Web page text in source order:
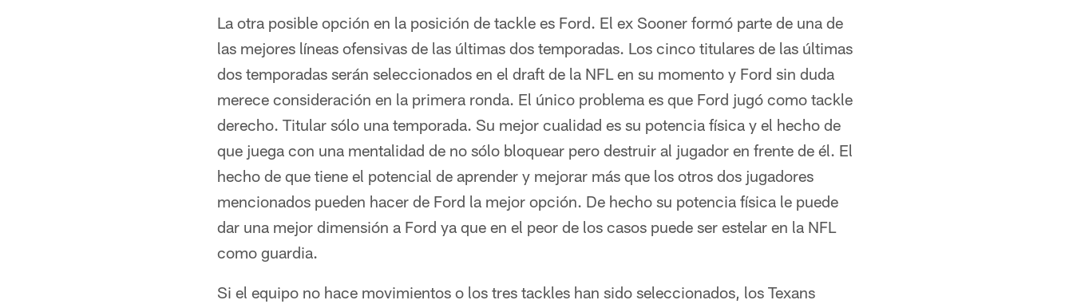
La otra posible opción en la posición de tackle es Ford. El ex Sooner formó parte de una de
las mejores líneas ofensivas de las últimas dos temporadas. Los cinco titulares de las últimas
dos temporadas serán seleccionados en el draft de la NFL en su momento y Ford sin duda
merece consideración en la primera ronda. El único problema es que Ford jugó como tackle
derecho. Titular sólo una temporada. Su mejor cualidad es su potencia física y el hecho de
que juega con una mentalidad de no sólo bloquear pero destruir al jugador en frente de él. El
hecho de que tiene el potencial de aprender y mejorar más que los otros dos jugadores
mencionados pueden hacer de Ford la mejor opción. De hecho su potencia física le puede
dar una mejor dimensión a Ford ya que en el peor de los casos puede ser estelar en la NFL
como guardia.
Si el equipo no hace movimientos o los tres tackles han sido seleccionados, los Texans